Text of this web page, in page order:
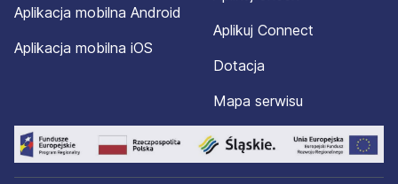
Aplikacja mobilna Android
Aplikacja mobilna iOS
Aplikuj Connect
Dotacja
Mapa serwisu